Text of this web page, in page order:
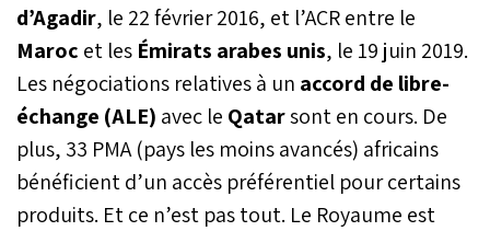
d’Agadir, le 22 février 2016, et l’ACR entre le
Maroc et les Émirats arabes unis, le 19 juin 2019.
Les négociations relatives à un accord de libre-
échange (ALE) avec le Qatarsont en cours. De
plus, 33 PMA (pays les moins avancés) africains
bénéficient d’un accès préférentiel pour certains
produits. Et ce n’est pas tout. Le Royaume est